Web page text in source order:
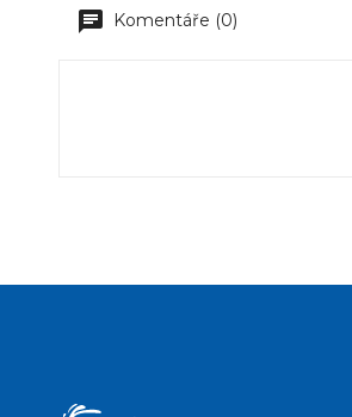
Komentáře (0)